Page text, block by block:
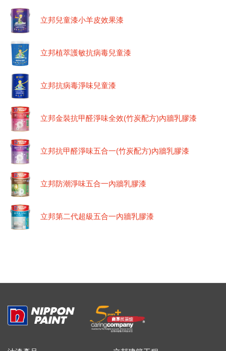
立邦兒童漆小羊皮效果漆
立邦植萃護敏抗病毒兒童漆
立邦抗病毒淨味兒童漆
立邦金裝抗甲醛淨味全效(竹炭配方)內牆乳膠漆
立邦抗甲醛淨味五合一(竹炭配方)內牆乳膠漆
立邦防潮淨味五合一內牆乳膠漆
立邦第二代超級五合一內牆乳膠漆